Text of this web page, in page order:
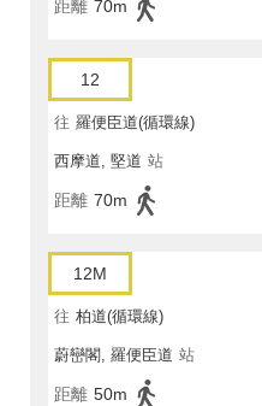
距離 70m
12
往 羅便臣道(循環線)
西摩道, 堅道 站
距離 70m
12M
往 柏道(循環線)
蔚巒閣, 羅便臣道 站
距離 50m